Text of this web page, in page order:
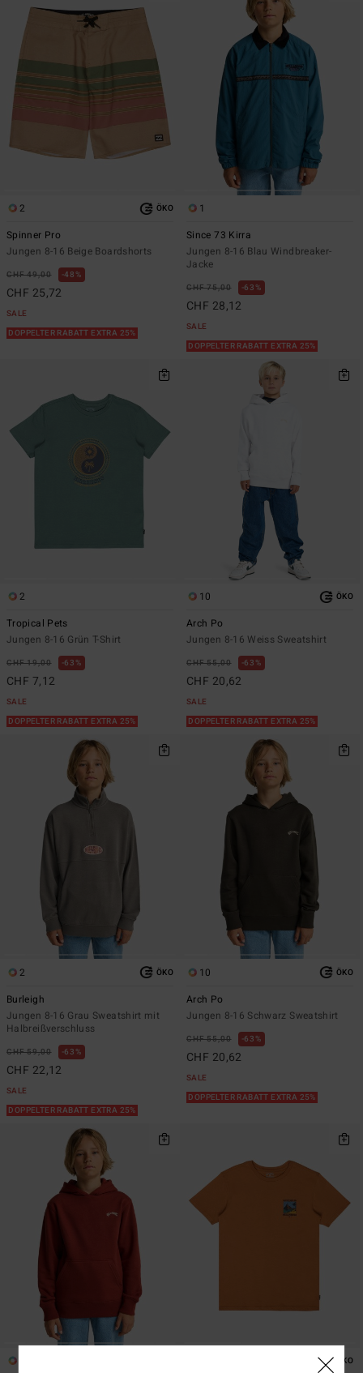
2 ÖKO
Spinner Pro
Jungen 8-16 Beige Boardshorts
CHF 49,00 48%
CHF 25,72
SALE
DOPPELTER RABATT EXTRA 25%
1
Since 73 Kirra
Jungen 8-16 Blau Windbreaker-
Jacke
CHF 75,00 63%
CHF 28,12
SALE
DOPPELTER RABATT EXTRA 25%
2
Tropical Pets
Jungen 8-16 Grün T-Shirt
CHF 19,00 63%
CHF 7,12
SALE
DOPPELTER RABATT EXTRA 25%
10 ÖKO
Arch Po
Jungen 8-16 Weiss Sweatshirt
CHF 55,00 63%
CHF 20,62
SALE
DOPPELTER RABATT EXTRA 25%
2 ÖKO
Burleigh
Jungen 8-16 Grau Sweatshirt mit
Halbreißverschluss
CHF 59,00 63%
CHF 22,12
SALE
DOPPELTER RABATT EXTRA 25%
10 ÖKO
Arch Po
Jungen 8-16 Schwarz Sweatshirt
CHF 55,00 63%
CHF 20,62
SALE
DOPPELTER RABATT EXTRA 25%
ÖKO